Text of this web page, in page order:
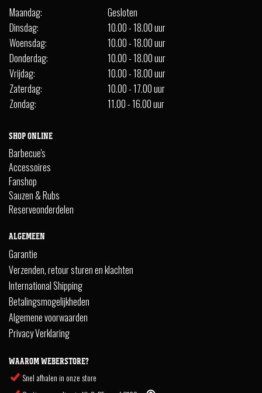
Maandag:
Gesloten
Dinsdag:
10.00 - 18.00 uur
Woensdag:
10.00 - 18.00 uur
Donderdag:
10.00 - 18.00 uur
Vrijdag:
10.00 - 18.00 uur
Zaterdag:
10.00 - 17.00 uur
Zondag:
11.00 - 16.00 uur
SHOP ONLINE
Barbecue's
Accessoires
Fanshop
Sauzen & Rubs
Reserveonderdelen
ALGEMEEN
Garantie
Verzenden, retour sturen en klachten
International Shipping
Betalingsmogelijkheden
Algemene voorwaarden
Privacy Verklaring
WAAROM WEBERSTORE?
Snel afhalen in onze store